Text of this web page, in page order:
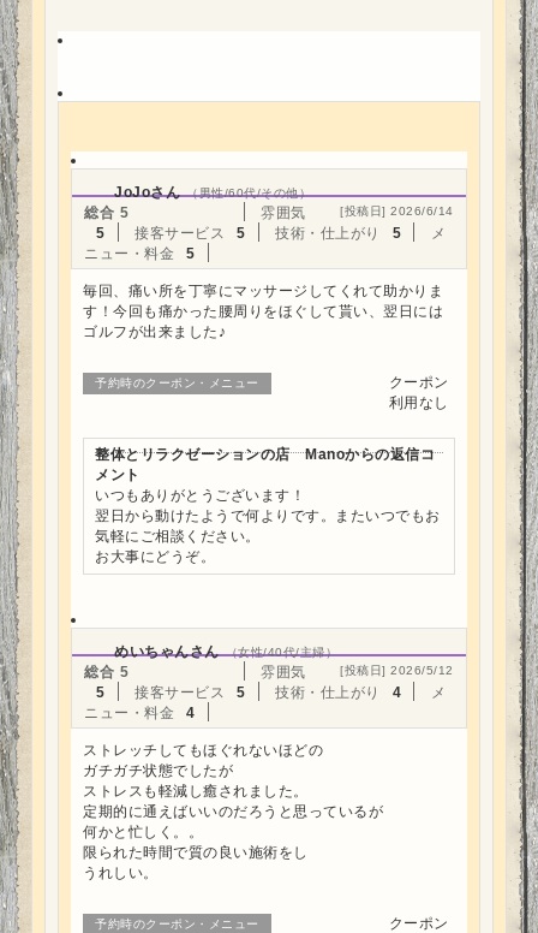
JoJoさん （男性/60代/その他）
[投稿日] 2026/6/14
総合 5
雰囲気
5
接客サービス 5 技術・仕上がり 5
メ
ニュー・料金
5
毎回、痛い所を丁寧にマッサージしてくれて助かりま
す！今回も痛かった腰周りをほぐして貰い、翌日には
ゴルフが出来ました♪
予約時のクーポン・メニュー
クーポン
利用なし
整体とリラクゼーションの店 Manoからの返信コ
メント
いつもありがとうございます！
翌日から動けたようで何よりです。またいつでもお
気軽にご相談ください。
お大事にどうぞ。
めいちゃんさん （女性/40代/主婦）
[投稿日] 2026/5/12
総合 5
雰囲気
5
接客サービス 5 技術・仕上がり 4
メ
ニュー・料金
4
ストレッチしてもほぐれないほどの
ガチガチ状態でしたが
ストレスも軽減し癒されました。
定期的に通えばいいのだろうと思っているが
何かと忙しく。。
限られた時間で質の良い施術をし
うれしい。
予約時のクーポン・メニュー
クーポン